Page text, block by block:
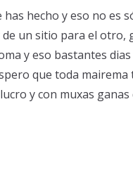
hecho y eso no es
un sitio para el otro,
y eso bastantes dias
que toda
y con muxas